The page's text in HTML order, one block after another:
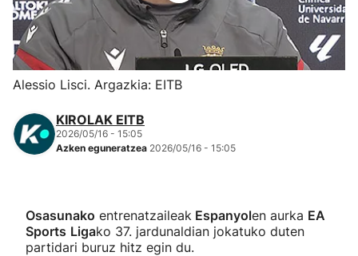
Herri-kirolak
Eskubaloia
Kirolak 360
Atletismoa
Kirol gehiago
Alessio Lisci. Argazkia: EITB
KIROLAK EITB
2026/05/16 - 15:05
Azken eguneratzea 2026/05/16 - 15:05
Osasunako entrenatzaileak Espanyolen aurka EA
Sports Ligako 37. jardunaldian jokatuko duten
partidari buruz hitz egin du.